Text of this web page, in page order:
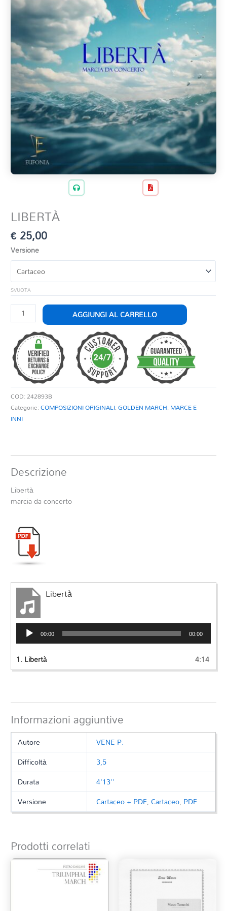
LIBERTÀ
€25,00
Versione
SVUOTA
LIBERTÀ
quantità
AGGIUNGI AL CARRELLO
COD:242893B
Categorie:COMPOSIZIONI ORIGINALI,GOLDEN MARCH, MARCE E
INNI
Descrizione
Libertà
marcia da concerto
Libertà
Audio
Player 00:00 00:00
1.Libertà 4:14
Informazioni aggiuntive
Autore
VENE P.
Difficoltà
3,5
Durata
4'13''
Versione
Cartaceo + PDF,Cartaceo, PDF
Prodotti correlati